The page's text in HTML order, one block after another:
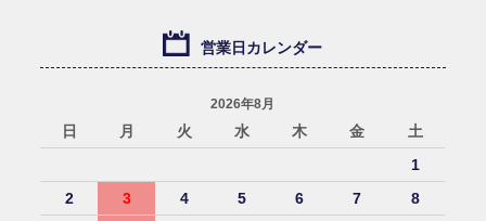
営業日カレンダー
2026年8月
日 月 火 水 木 金
土
1
2
3 4 5 6 7
8